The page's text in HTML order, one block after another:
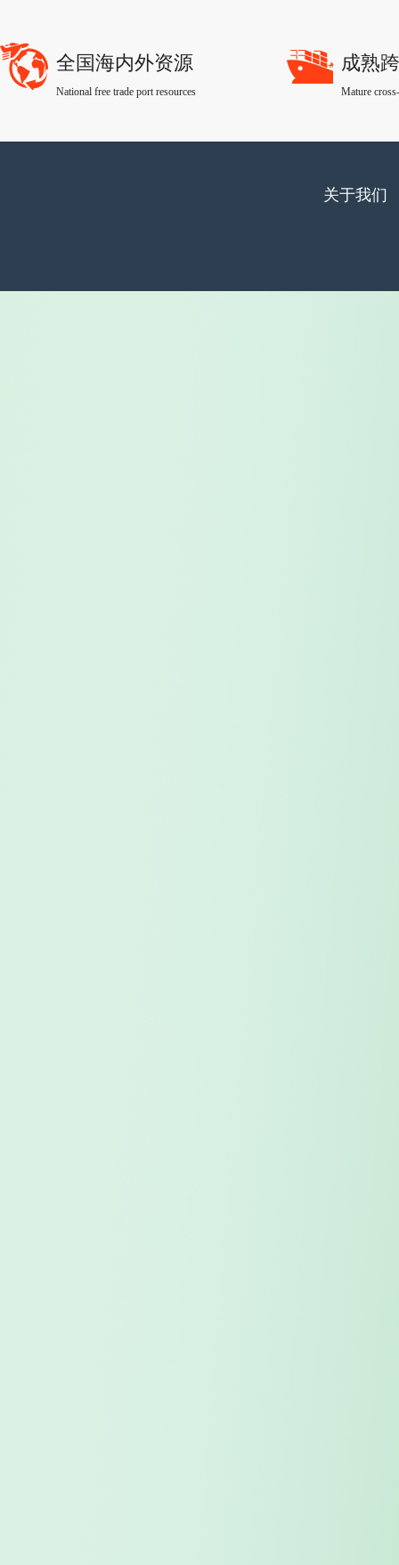
全国海内外资源
National free trade port resources
成熟
Mature
关于我们